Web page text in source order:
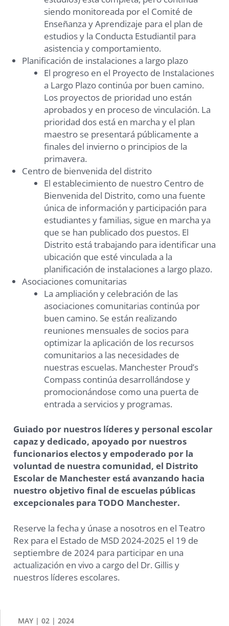
siendo monitoreada por el Comité de
Enseñanza y Aprendizaje para el plan de
estudios y la Conducta Estudiantil para
asistencia y comportamiento.
Planificación de instalaciones a largo plazo
El progreso en el Proyecto de Instalaciones
a Largo Plazo continúa por buen camino.
Los proyectos de prioridad uno están
aprobados y en proceso de vinculación. La
prioridad dos está en marcha y el plan
maestro se presentará públicamente a
finales del invierno o principios de la
primavera.
Centro de bienvenida del distrito
El establecimiento de nuestro Centro de
Bienvenida del Distrito, como una fuente
única de información y participación para
estudiantes y familias, sigue en marcha ya
que se han publicado dos puestos. El
Distrito está trabajando para identificar una
ubicación que esté vinculada a la
planificación de instalaciones a largo plazo.
Asociaciones comunitarias
La ampliación y celebración de las
asociaciones comunitarias continúa por
buen camino. Se están realizando
reuniones mensuales de socios para
optimizar la aplicación de los recursos
comunitarios a las necesidades de
nuestras escuelas. Manchester Proud’s
Compass continúa desarrollándose y
promocionándose como una puerta de
entrada a servicios y programas.
Guiado por nuestros líderes y personal escolar
capaz y dedicado, apoyado por nuestros
funcionarios electos y empoderado por la
voluntad de nuestra comunidad, el Distrito
Escolar de Manchester está avanzando hacia
nuestro objetivo final de escuelas públicas
excepcionales para TODO Manchester.
Reserve la fecha y únase a nosotros en el Teatro
Rex para el Estado de MSD 2024-2025 el 19 de
septiembre de 2024 para participar en una
actualización en vivo a cargo del Dr. Gillis y
nuestros líderes escolares.
MAY | 02 | 2024